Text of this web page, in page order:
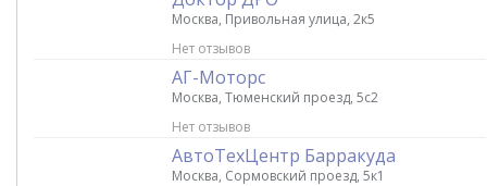
Москва, Привольная улица, 2к5
Нет отзывов
АГ-Моторс
Москва, Тюменский проезд, 5с2
Нет отзывов
АвтоТехЦентр Барракуда
Москва, Сормовский проезд, 5к1